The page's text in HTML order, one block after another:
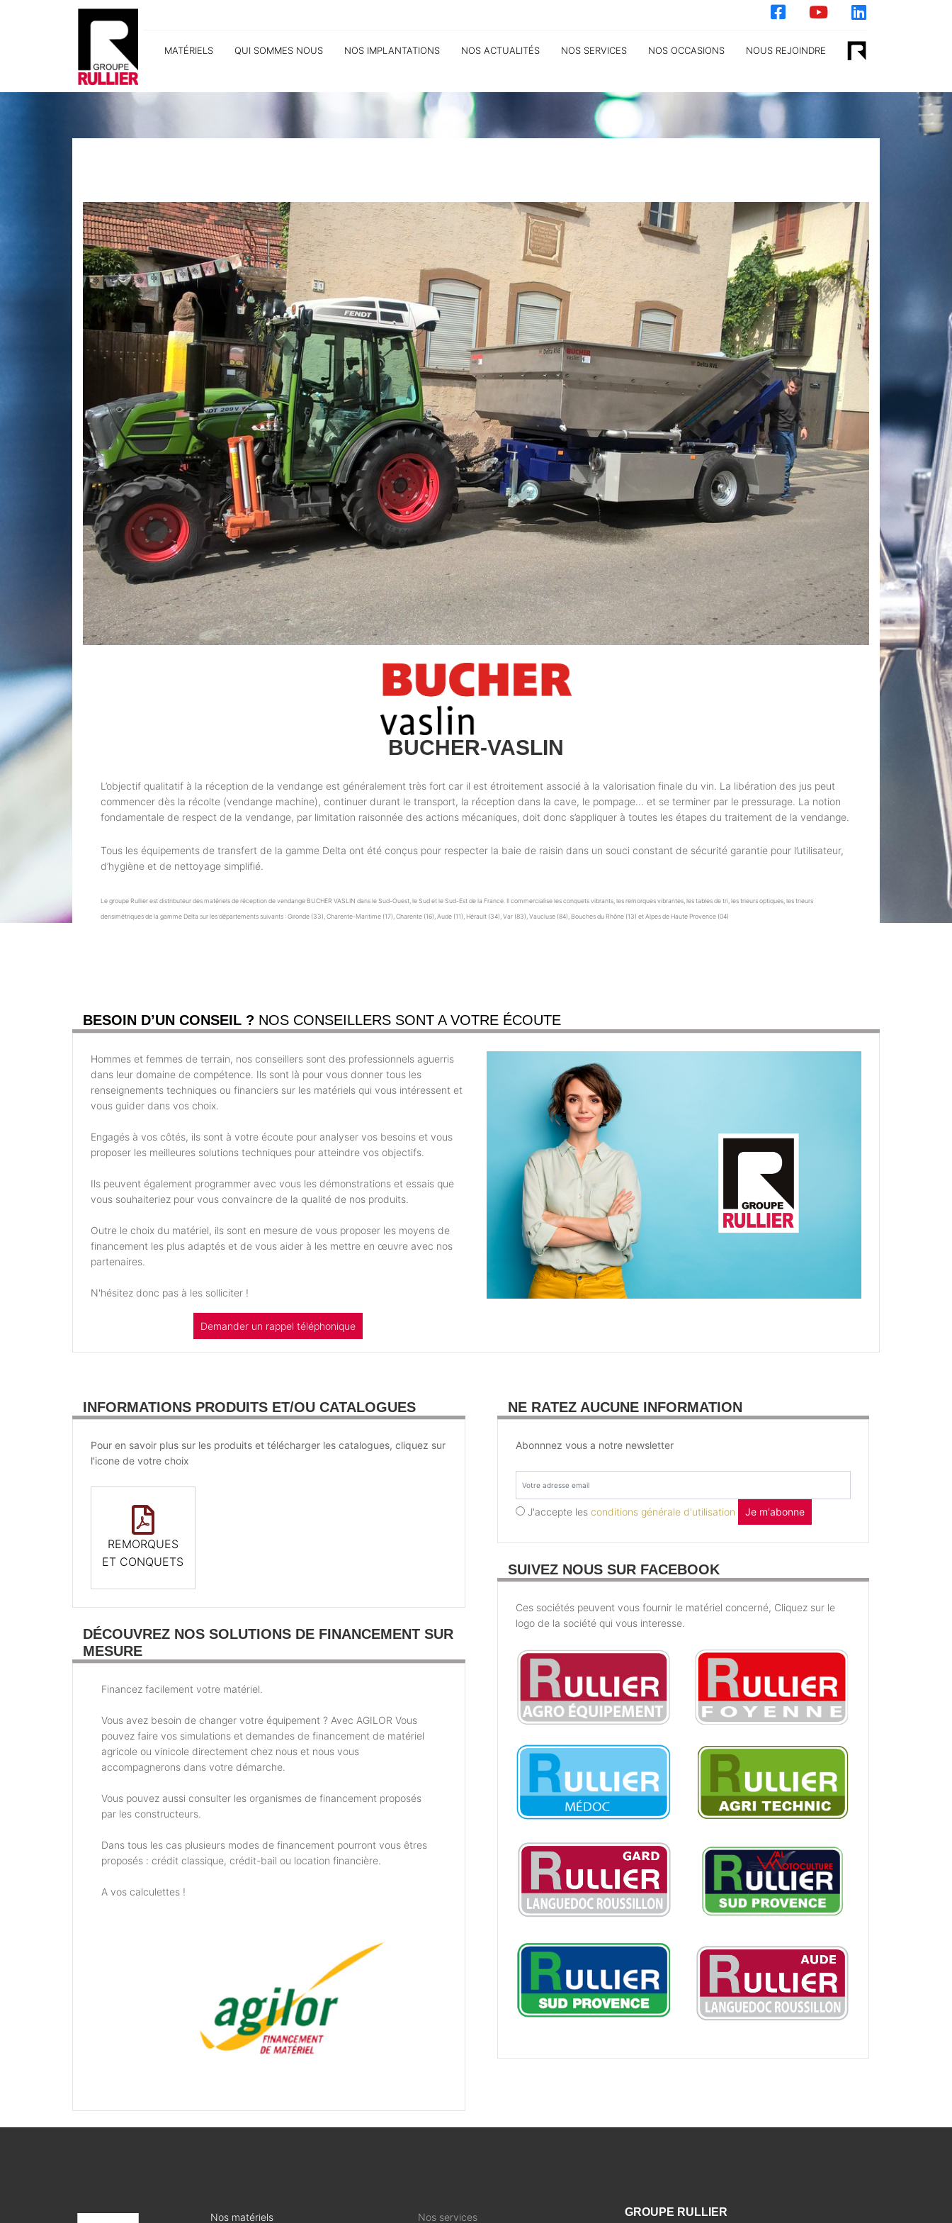
MATÉRIELS QUI SOMMES NOUS NOS IMPLANTATIONS NOS ACTUALITÉS NOS SERVICES NOS OCCASIONS NOUS REJOINDRE
BUCHER-VASLIN
L’objectif qualitatif à la réception de la vendange est généralement très fort car il est étroitement associé à la valorisation finale du vin. La libération des jus peut
commencer dès la récolte (vendange machine), continuer durant le transport, la réception dans la cave, le pompage… et se terminer par le pressurage. La notion
fondamentale de respect de la vendange, par limitation raisonnée des actions mécaniques, doit donc s’appliquer à toutes les étapes du traitement de la vendange.
Tous les équipements de transfert de la gamme Delta ont été conçus pour respecter la baie de raisin dans un souci constant de sécurité garantie pour l’utilisateur,
d’hygiène et de nettoyage simplifié.
Le groupe Rullier est distributeur des matériels de réception de vendange BUCHER VASLIN dans le Sud-Ouest, le Sud et le Sud-Est de la France. Il commercialise les conquets vibrants, les remorques vibrantes, les tables de tri, les trieurs optiques, les trieurs
densimétriques de la gamme Delta sur les départements suivants : Gironde (33), Charente-Maritime (17), Charente (16), Aude (11), Hérault (34), Var (83), Vaucluse (84), Bouches du Rhône (13) et Alpes de Haute Provence (04)
BESOIN D’UN CONSEIL ? NOS CONSEILLERS SONT A VOTRE ÉCOUTE
Hommes et femmes de terrain, nos conseillers sont des professionnels aguerris
dans leur domaine de compétence. Ils sont là pour vous donner tous les
renseignements techniques ou financiers sur les matériels qui vous intéressent et
vous guider dans vos choix.
Engagés à vos côtés, ils sont à votre écoute pour analyser vos besoins et vous
proposer les meilleures solutions techniques pour atteindre vos objectifs.
Ils peuvent également programmer avec vous les démonstrations et essais que
vous souhaiteriez pour vous convaincre de la qualité de nos produits.
Outre le choix du matériel, ils sont en mesure de vous proposer les moyens de
financement les plus adaptés et de vous aider à les mettre en œuvre avec nos
partenaires.
N'hésitez donc pas à les solliciter !
Demander un rappel téléphonique
INFORMATIONS PRODUITS ET/OU CATALOGUES
Pour en savoir plus sur les produits et télécharger les catalogues, cliquez sur
l'icone de votre choix
REMORQUES
ET CONQUETS
DÉCOUVREZ NOS SOLUTIONS DE FINANCEMENT SUR
MESURE
Financez facilement votre matériel.
Vous avez besoin de changer votre équipement ? Avec AGILOR Vous
pouvez faire vos simulations et demandes de financement de matériel
agricole ou vinicole directement chez nous et nous vous
accompagnerons dans votre démarche.
Vous pouvez aussi consulter les organismes de financement proposés
par les constructeurs.
Dans tous les cas plusieurs modes de financement pourront vous êtres
proposés : crédit classique, crédit-bail ou location financière.
A vos calculettes !
NE RATEZ AUCUNE INFORMATION
Abonnnez vous a notre newsletter
J'accepte les conditions générale d'utilisation Je m'abonne
SUIVEZ NOUS SUR FACEBOOK
Ces sociétés peuvent vous fournir le matériel concerné, Cliquez sur le
logo de la société qui vous interesse.
Nos matériels Nos services GROUPE RULLIER